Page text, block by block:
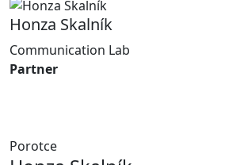
Honza Skalník
Communication Lab
Partner
Porotce